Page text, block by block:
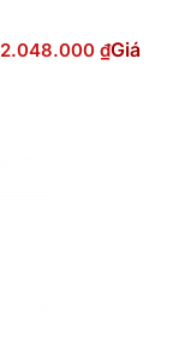
2.048.000 ₫Giá